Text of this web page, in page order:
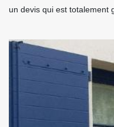
un devis qui est totalement